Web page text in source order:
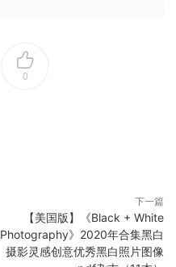
0
下一篇
【美国版】《Black + White
Photography》2020年合集黑白
摄影灵感创意优秀黑白照片图像